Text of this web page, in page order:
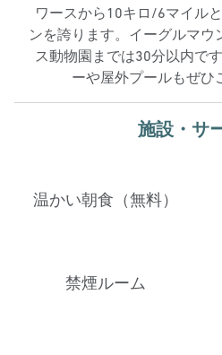
ワースから10キロ/6マイル
ンを誇ります。イーグルマウ
ス動物園までは30分以内で
ーや屋外プールもぜひ
施設・サ
温かい朝食（無料）
禁煙ルーム